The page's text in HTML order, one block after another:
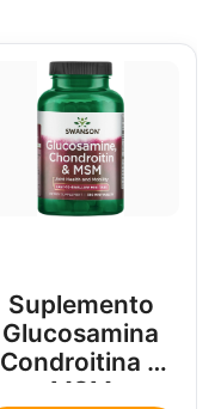
Suplemento
Glucosamina
Condroitina e
MSM